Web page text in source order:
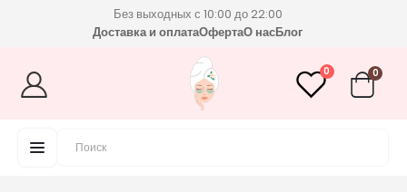
Без выходных с 10:00 до 22:00
Доставка и оплатаОфертаО насБлог
0 0